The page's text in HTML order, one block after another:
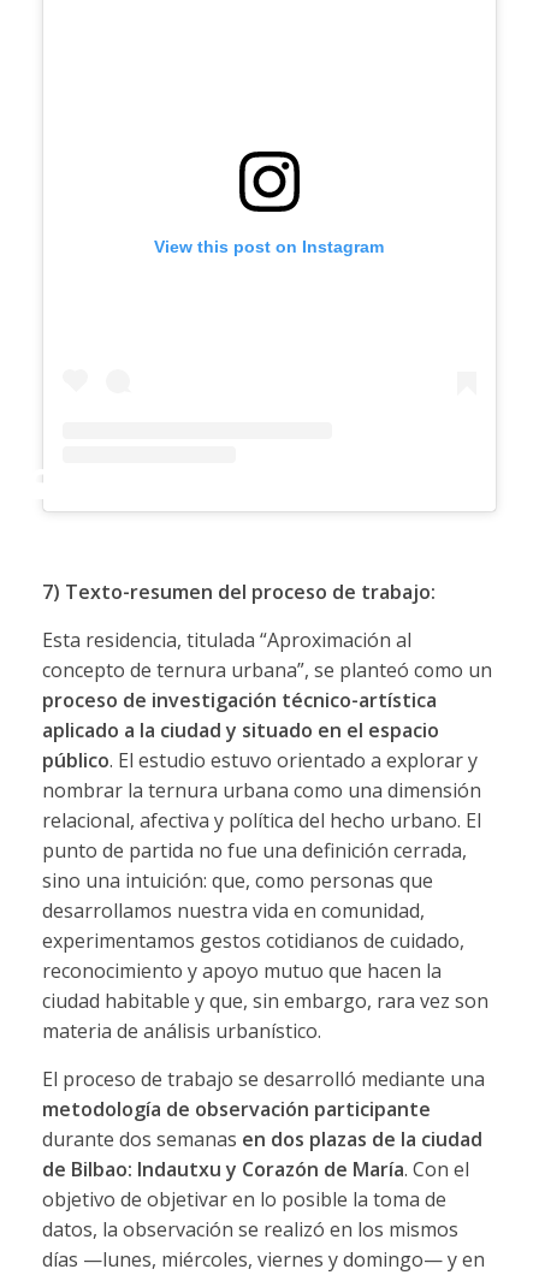
View this post on Instagram
7) Texto-resumen del proceso de trabajo:
Esta residencia, titulada “Aproximación al
concepto de ternura urbana”, se planteó como un
proceso de investigación técnico-artística
aplicado a la ciudad y situado en el espacio
público. El estudio estuvo orientado a explorar y
nombrar la ternura urbana como una dimensión
relacional, afectiva y política del hecho urbano. El
punto de partida no fue una definición cerrada,
sino una intuición: que, como personas que
desarrollamos nuestra vida en comunidad,
experimentamos gestos cotidianos de cuidado,
reconocimiento y apoyo mutuo que hacen la
ciudad habitable y que, sin embargo, rara vez son
materia de análisis urbanístico.
El proceso de trabajo se desarrolló mediante una
metodología de observación participante
durante dos semanas en dos plazas de la ciudad
de Bilbao: Indautxu y Corazón de María. Con el
objetivo de objetivar en lo posible la toma de
datos, la observación se realizó en los mismos
días —lunes, miércoles, viernes y domingo— y en